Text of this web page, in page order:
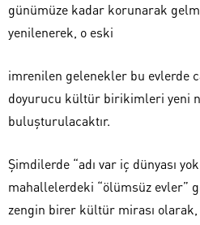
günümüze kadar korunarak
yenilenerek, o eski
imrenilen gelenekler bu evlerde
doyurucu kültür birikimleri yeni
buluşturulacaktır.
Şimdilerde “adı var iç dünyası
mahallelerdeki “ölümsüz evler”
zengin birer kültür mirası